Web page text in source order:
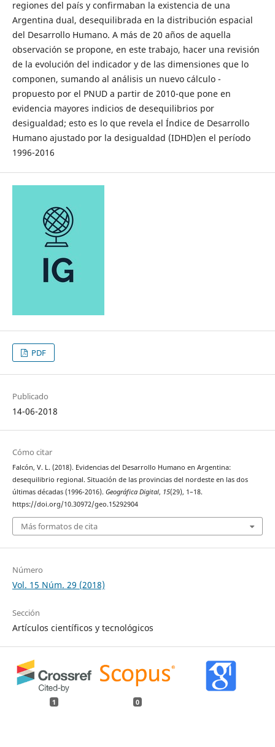
regiones del país y confirmaban la existencia de una
Argentina dual, desequilibrada en la distribución espacial
del Desarrollo Humano. A más de 20 años de aquella
observación se propone, en este trabajo, hacer una revisión
de la evolución del indicador y de las dimensiones que lo
componen, sumando al análisis un nuevo cálculo -
propuesto por el PNUD a partir de 2010-que pone en
evidencia mayores indicios de desequilibrios por
desigualdad; esto es lo que revela el Índice de Desarrollo
Humano ajustado por la desigualdad (IDHD)en el período
1996-2016
PDF
Publicado
14-06-2018
Cómo citar
Falcón, V. L. (2018). Evidencias del Desarrollo Humano en Argentina:
desequilibrio regional. Situación de las provincias del nordeste en las dos
últimas décadas (1996-2016). Geográfica Digital, 15(29), 1–18.
https://doi.org/10.30972/geo.15292904
Más formatos de cita
Número
Vol. 15 Núm. 29 (2018)
Sección
Artículos científicos y tecnológicos
1 0